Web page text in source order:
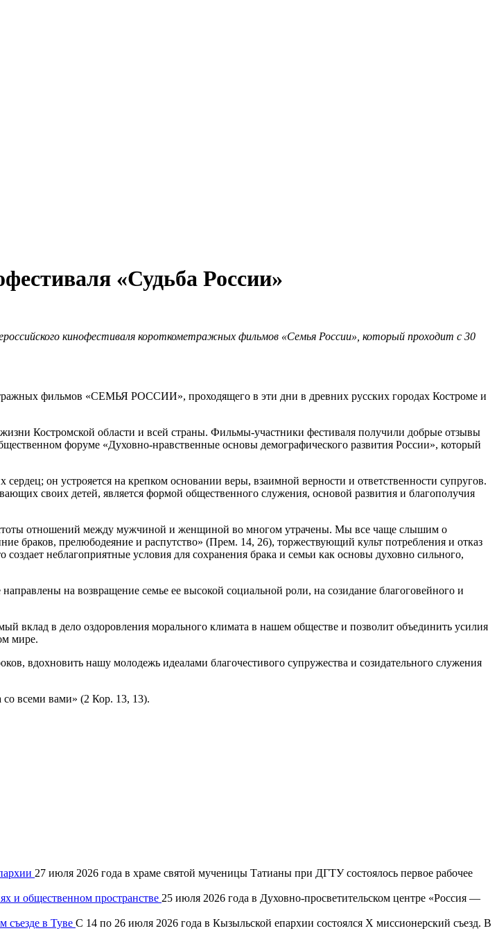
«Судьба России»
кинофестиваля короткометражных фильмов «Семья России», который проходит с 30
фильмов «СЕМЬЯ РОССИИ», проходящего в эти дни в древних русских городах Костроме и
Костромской области и всей страны. Фильмы-участники фестиваля получили добрые отзывы
форуме «Духовно-нравственные основы демографического развития России», который
он устрояется на крепком основании веры, взаимной верности и ответственности супругов.
своих детей, является формой общественного служения, основой развития и благополучия
отношений между мужчиной и женщиной во многом утрачены. Мы все чаще слышим о
браков, прелюбодеяние и распутство» (Прем. 14, 26), торжествующий культ потребления и отказ
неблагоприятные условия для сохранения брака и семьи как основы духовно сильного,
на возвращение семье ее высокой социальной роли, на созидание благоговейного и
вклад в дело оздоровления морального климата в нашем обществе и позволит объединить усилия
мире.
вдохновить нашу молодежь идеалами благочестивого супружества и созидательного служения
всеми вами» (2 Кор. 13, 13).
27 июля 2026 года в храме святой мученицы Татианы при ДГТУ состоялось первое рабочее
и общественном пространстве 25 июля 2026 года в Духовно-просветительском центре «Россия —
съезде в Туве С 14 по 26 июля 2026 года в Кызыльской епархии состоялся X миссионерский съезд. В